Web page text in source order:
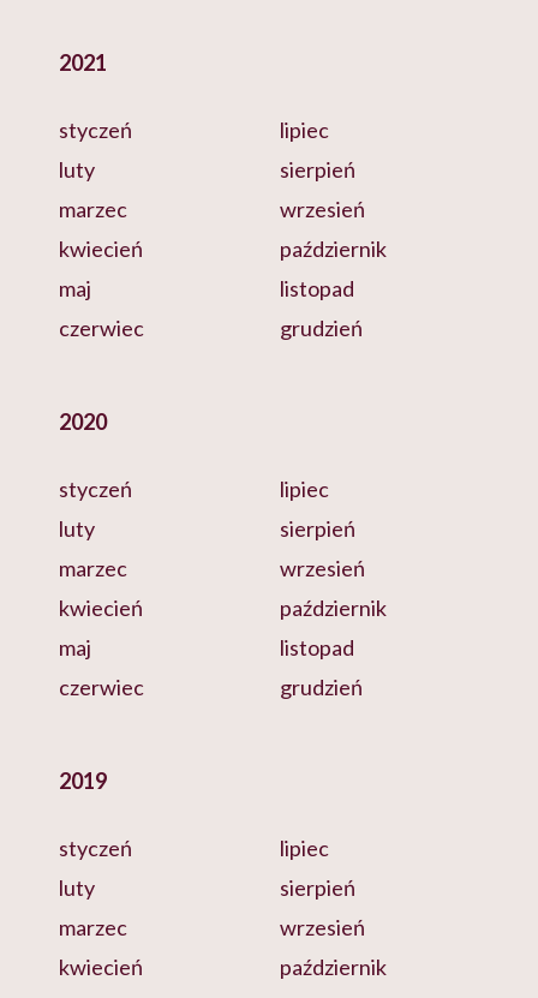
2021
styczeń
luty
marzec
kwiecień
maj
czerwiec
lipiec
sierpień
wrzesień
październik
listopad
grudzień
2020
styczeń
luty
marzec
kwiecień
maj
czerwiec
lipiec
sierpień
wrzesień
październik
listopad
grudzień
2019
styczeń
luty
marzec
kwiecień
lipiec
sierpień
wrzesień
październik